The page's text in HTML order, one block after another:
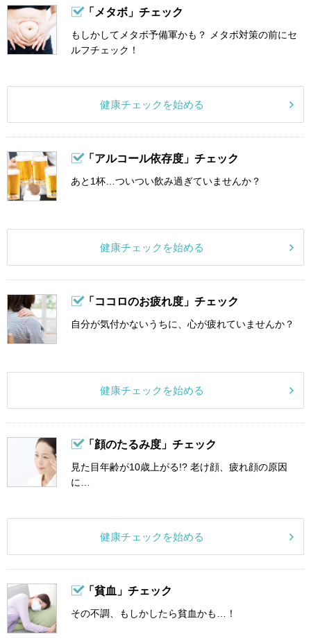
「メタボ」チェック
もしかしてメタボ予備軍かも？ メタボ対策の前にセ
ルフチェック！
健康チェックを始める
「アルコール依存度」チェック
あと1杯…ついつい飲み過ぎていませんか？
健康チェックを始める
「ココロのお疲れ度」チェック
自分が気付かないうちに、心が疲れていませんか？
健康チェックを始める
「顔のたるみ度」チェック
見た目年齢が10歳上がる!? 老け顔、疲れ顔の原因
に…
健康チェックを始める
「貧血」チェック
その不調、もしかしたら貧血かも…！